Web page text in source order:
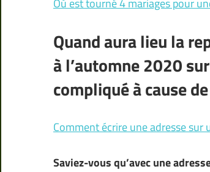
Où est tourné 4 mariages pour
Quand aura lieu la
à l’automne 2020
compliqué à cause
Comment écrire une adresse sur
Saviez-vous qu’avec une